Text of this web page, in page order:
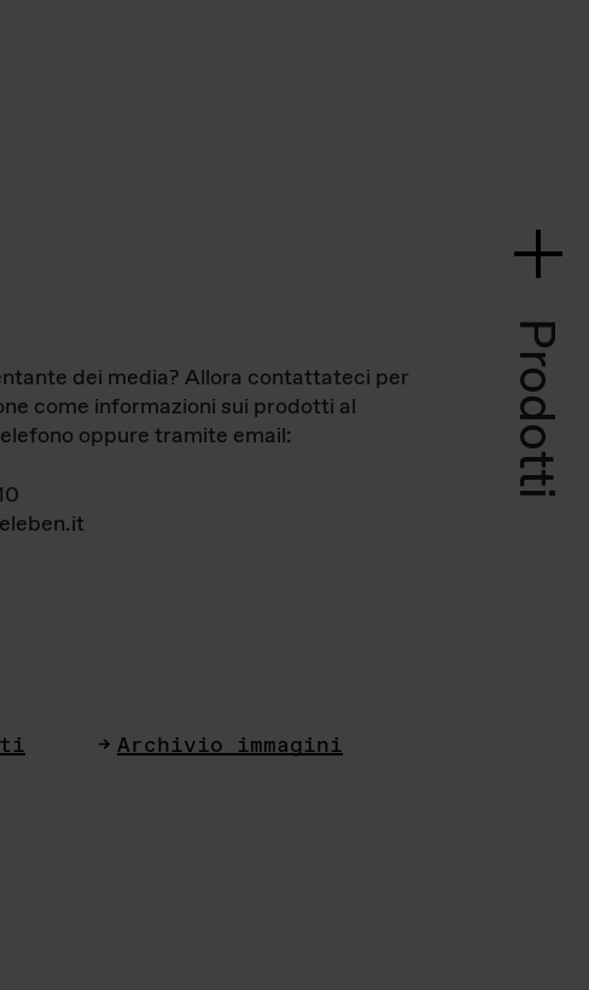
Prodotti
dei media? Allora contattateci per
come informazioni sui prodotti al
oppure tramite email:
Archivio immagini